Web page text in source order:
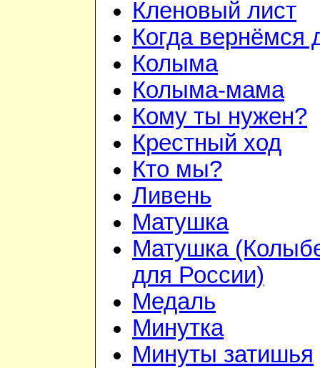
Кленовый лист
Когда вернёмся
Колыма
Колыма-мама
Кому ты нужен?
Крестный ход
Кто мы?
Ливень
Матушка
Матушка
для России)
Медаль
Минутка
Минуты затишья